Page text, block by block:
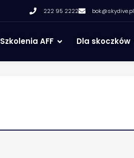
222 95 2222 bok@skydive.pl
Szkolenia AFF Dla skoczków